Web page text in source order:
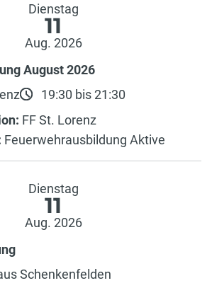
Dienstag
11
Aug. 2026
August 2026
19:30 bis 21:30
FF St. Lorenz
Feuerwehrausbildung Aktive
Dienstag
11
Aug. 2026
Schenkenfelden